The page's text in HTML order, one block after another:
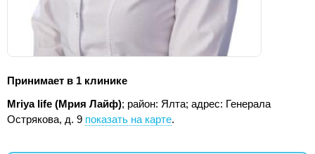
Принимает в 1 клинике
Mriya life (Мрия Лайф); район: Ялта; адрес: Генерала
Острякова, д. 9 показать на карте.